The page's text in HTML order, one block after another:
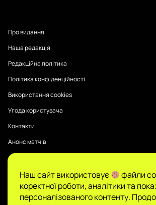
Про видання
Наша редакція
Редакційна політика
Політика конфіденційності
Використання cookies
Угода користувача
Контакти
Анонс матчів
Публікації на Sports Radar мають
Думки авторів є їхньою особистою
гарантує повної достовірності та не несе
Наш сайт використовує
файли
коректної роботи, аналітики та
персоналізованого контенту.